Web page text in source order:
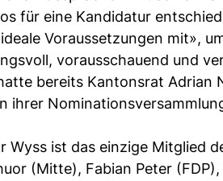
für eine Kandidatur
Voraussetzungen mit»,
vorausschauend und
bereits Kantonsrat Adrian
ihrer
Wyss ist das einzige Mitglied
(Mitte), Fabian Peter